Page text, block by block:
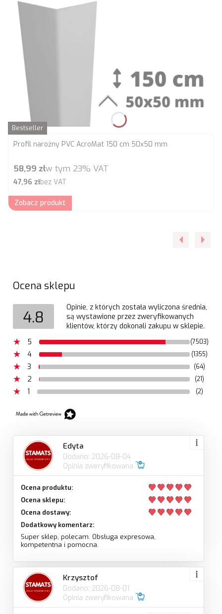
Bestseller
Profil narożny PVC AcroMat 150 cm 50x50 mm
Cena brutto
58,99 złw tym 23% VAT
Cena netto
47,96 złbez VAT
Zobacz produkt
Ocena sklepu
4.8
Opinie, z których została wyliczona średnia,
są wystawione przez zweryfikowanych
klientów, którzy dokonali zakupu w sklepie.
5
(7503)
4 (1355)
3 (64)
2 (21)
1 (2)
Edyta
Dodano: 2026-08-04
Opinia zweryfikowana
Ocena produktu:
Ocena sklepu:
Ocena dostawy:
Dodatkowy komentarz:
Super sklep, polecam. Obsługa expresowa,
kompetentna i pomocna.
Krzysztof
Dodano: 2026-08-01
Opinia zweryfikowana